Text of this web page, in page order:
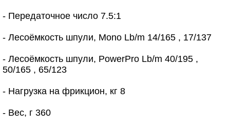
- Передаточное число 7.5:1
- Лесоёмкость шпули, Mono Lb/m 14/165 , 17/137
- Лесоёмкость шпули, PowerPro Lb/m 40/195 ,
50/165 , 65/123
- Нагрузка на фрикцион, кг 8
- Вес, г 360